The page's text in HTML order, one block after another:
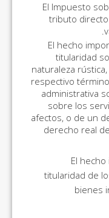
El Impuesto
tributo
El hecho
titularidad
naturaleza
respectivo
administrativa
sobre los
afectos, o de un
derecho real
El
titularidad de
bienes